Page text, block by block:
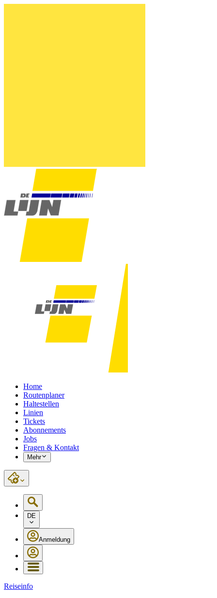
Home
Routenplaner
Haltestellen
Linien
Tickets
Abonnements
Jobs
Fragen & Kontakt
Mehr
DE
Anmeldung
Reiseinfo